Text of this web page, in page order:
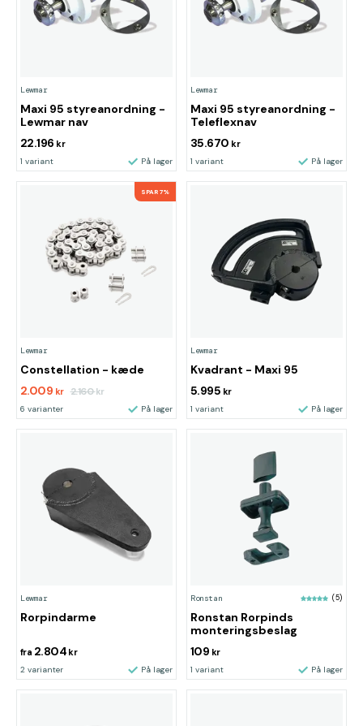
Lewmar
Maxi 95 styreanordning -
Lewmar nav
22.196 kr
1 variant På lager
Lewmar
Maxi 95 styreanordning -
Teleflexnav
35.670 kr
1 variant På lager
SPAR 7%
Lewmar
Constellation - kæde
2.009 kr 2.160kr
6 varianter På lager
Lewmar
Kvadrant - Maxi 95
5.995 kr
1 variant På lager
Lewmar
Rorpindarme
fra 2.804 kr
2 varianter På lager
Ronstan (5)
Ronstan Rorpinds
monteringsbeslag
109 kr
1 variant På lager